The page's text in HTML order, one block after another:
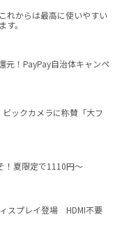
れからは最高に使いやすい
。
元！PayPay自治体キャンペ
ックカメラに称賛「大フ
！夏限定で1110円～
スプレイ登場 HDMI不要